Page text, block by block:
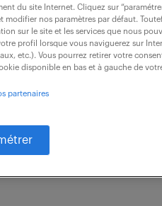
CDI 30 000 - 32
relever des défis en tant
? Rattaché à une
du site Internet. Cliquez sur
modifier nos paramètres par défaut.
sur le site et les services que nous
profil lorsque vous naviguerez sur
etc.). Vous pourrez retirer votre
disponible en bas et à gauche de
partenaires